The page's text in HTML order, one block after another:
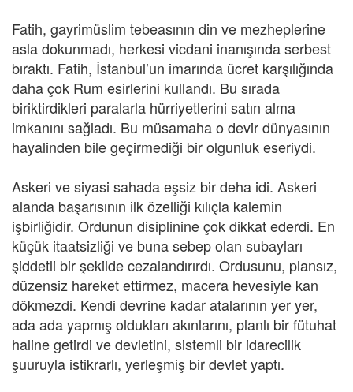
Fatih, gayrimüslim tebeasının din ve mezheplerine
asla dokunmadı, herkesi vicdani inanışında serbest
bıraktı. Fatih, İstanbul’un imarında ücret karşılığında
daha çok Rum esirlerini kullandı. Bu sırada
biriktirdikleri paralarla hürriyetlerini satın alma
imkanını sağladı. Bu müsamaha o devir dünyasının
hayalinden bile geçirmediği bir olgunluk eseriydi.
Askeri ve siyasi sahada eşsiz bir deha idi. Askeri
alanda başarısının ilk özelliği kılıçla kalemin
işbirliğidir. Ordunun disiplinine çok dikkat ederdi. En
küçük itaatsizliği ve buna sebep olan subayları
şiddetli bir şekilde cezalandırırdı. Ordusunu, plansız,
düzensiz hareket ettirmez, macera hevesiyle kan
dökmezdi. Kendi devrine kadar atalarının yer yer,
ada ada yapmış oldukları akınlarını, planlı bir fütuhat
haline getirdi ve devletini, sistemli bir idarecilik
şuuruyla istikrarlı, yerleşmiş bir devlet yaptı.